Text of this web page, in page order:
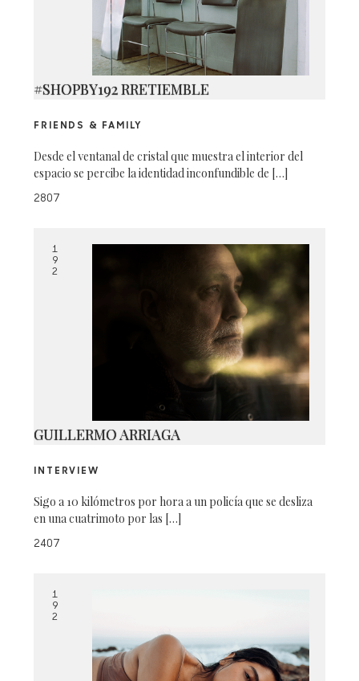
IMG_1841
#SHOPBY192 RRETIEMBLE
FRIENDS & FAMILY
Desde el ventanal de cristal que muestra el interior del
espacio se percibe la identidad inconfundible de […]
2807
1
9
2
GUILLERMO ARRIAGA
INTERVIEW
Sigo a 10 kilómetros por hora a un policía que se desliza
en una cuatrimoto por las […]
2407
1
9
2